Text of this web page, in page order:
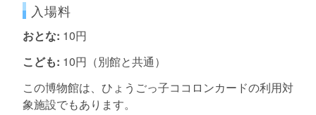
入場料
おとな: 10円
こども: 10円（別館と共通）
この博物館は、ひょうごっ子ココロンカードの利用対
象施設でもあります。